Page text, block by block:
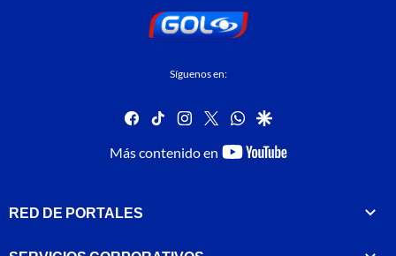
Síguenos en:
facebook
tiktok instagram
twitterwhatsapp
google
Más contenido en
youtube-
RED DE PORTALES